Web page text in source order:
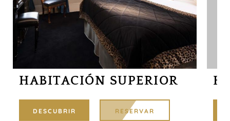
HABITACIÓN SUPERIOR
DESCUBRIR RESERVAR